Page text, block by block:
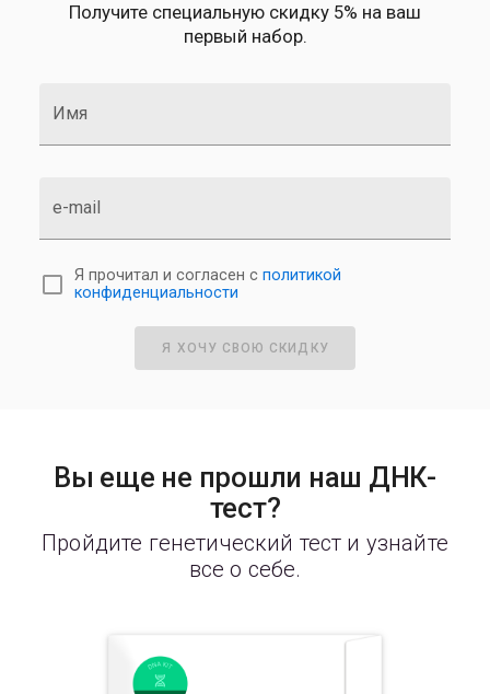
Получите специальную скидку 5% на ваш
первый набор.
Имя
e-mail
Я прочитал и согласен с политикой
конфиденциальности
Я ХОЧУ СВОЮ СКИДКУ
Вы еще не прошли наш ДНК-
тест?
Пройдите генетический тест и узнайте
все о себе.